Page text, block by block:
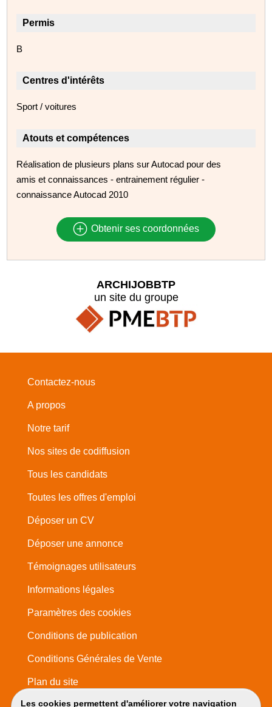
Permis
B
Centres d'intérêts
Sport / voitures
Atouts et compétences
Réalisation de plusieurs plans sur Autocad pour des
amis et connaissances - entrainement régulier -
connaissance Autocad 2010
Obtenir ses coordonnées
Les cookies permettent d'améliorer votre navigation
ARCHIJOBBTP
un site du groupe
Contactez-nous
A propos
Notre tarif
Nos sites de codiffusion
Tous les candidats
Toutes les offres d'emploi
Déposer un CV
Déposer une annonce
Témoignages utilisateurs
Informations légales
Paramètres des cookies
Conditions de publication
Conditions Générales de Vente
Plan du site